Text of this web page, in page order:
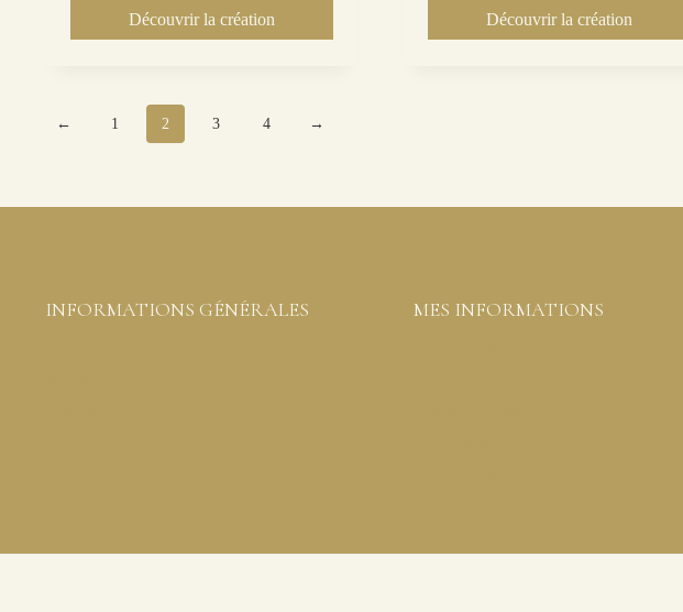
Découvrir la création Découvrir la création
← 1 2 3 4 →
INFORMATIONS GÉNÉRALES MES INFORMATIONS